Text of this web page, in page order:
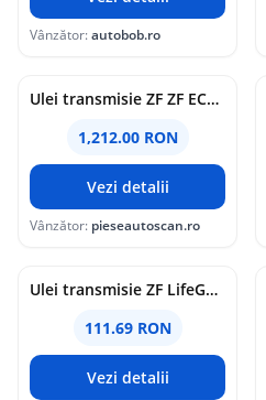
Vânzător:autobob.ro
Ulei transmisie ZF ZF ECOFLUID M 75W80 20L
1,212.00 RON
Vezi detalii
Vânzător: pieseautoscan.ro
Ulei transmisie ZF LifeGuard Fluid 6 1L
111.69 RON
Vezi detalii